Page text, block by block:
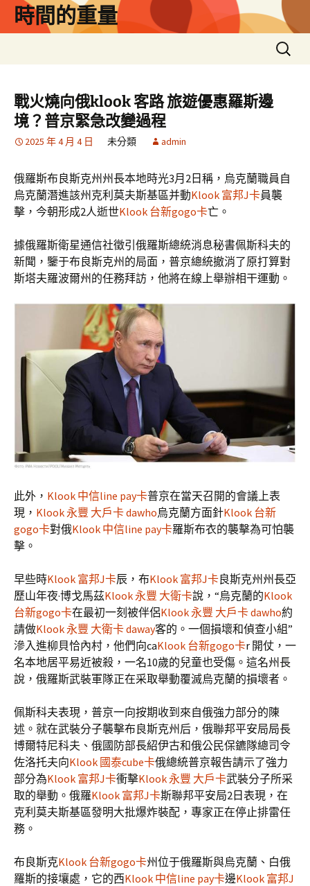
時間的重量
搜
尋
字:
戰火燒向俄klook 客路 旅遊優惠羅斯邊
境？普京緊急改變過程
2025 年 4 月 4 日 未分類 admin
俄羅斯布良斯克州州長本地時光3月2日稱，烏克蘭職員自
烏克蘭潛進該州克利莫夫斯基區并動Klook 富邦J卡員襲
擊，今朝形成2人逝世Klook 台新gogo卡亡。
據俄羅斯衛星通信社徵引俄羅斯總統消息秘書佩斯科夫的
新聞，鑒于布良斯克州的局面，普京總統撤消了原打算對
斯塔夫羅波爾州的任務拜訪，他將在線上舉辦相干運動。
此外， Klook 中信line pay卡普京在當天召開的會議上表
現， Klook 永豐 大戶卡 dawho烏克蘭方面針Klook 台新
gogo卡對俄Klook 中信line pay卡羅斯布衣的襲擊為可怕襲
擊。
早些時Klook 富邦J卡辰，布Klook 富邦J卡良斯克州州長亞
歷山年夜·博戈馬茲Klook 永豐 大衛卡說，“烏克蘭的Klook
台新gogo卡在最初一刻被伴侶Klook 永豐 大戶卡 dawho約
請做Klook 永豐 大衛卡 daway客的。一個損壞和偵查小組”
滲入進柳貝恰內村，他們向caKlook 台新gogo卡r 開仗，一
名本地居平易近被殺，一名10歲的兒童也受傷。這名州長
說，俄羅斯武裝軍隊正在采取舉動覆滅烏克蘭的損壞者。
佩斯科夫表現，普京一向按期收到來自俄強力部分的陳
述。就在武裝分子襲擊布良斯克州后，俄聯邦平安局局長
博爾特尼科夫、俄國防部長紹伊古和俄公民保鑣隊總司令
佐洛托夫向Klook 國泰cube卡俄總統普京報告請示了強力
部分為Klook 富邦J卡衝擊Klook 永豐 大戶卡武裝分子所采
取的舉動。俄羅Klook 富邦J卡斯聯邦平安局2日表現，在
克利莫夫斯基區發明大批爆炸裝配，專家正在停止排雷任
務。
布良斯克Klook 台新gogo卡州位于俄羅斯與烏克蘭、白俄
羅斯的接壤處，它的西Klook 中信line pay卡邊Klook 富邦J